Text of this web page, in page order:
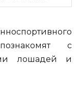
с
лошадей и